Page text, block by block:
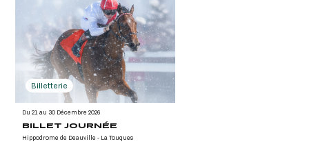
Billetterie
Du 21 au 30 Décembre 2026
BILLET JOURNÉE
Hippodrome de Deauville - La Touques